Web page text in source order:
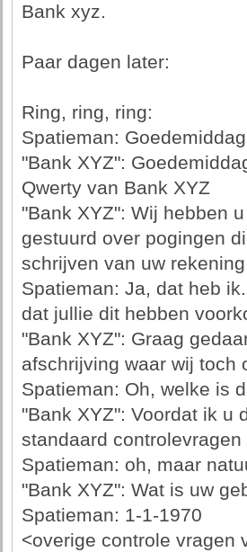
Bank xyz.
Paar dagen later:
Ring, ring, ring:
Spatieman:
"Bank XYZ":
Qwerty van Bank XYZ
"Bank XYZ": Wij hebben
gestuurd over pogingen
schrijven van uw
Spatieman: Ja, dat heb
dat jullie dit hebben
"Bank XYZ": Graag
afschrijving waar wij toch
Spatieman: Oh, welke is
"Bank XYZ": Voordat ik u
standaard controlevragen
Spatieman: oh, maar
"Bank XYZ": Wat is uw
Spatieman: 1-1-1970
<overige controle vragen